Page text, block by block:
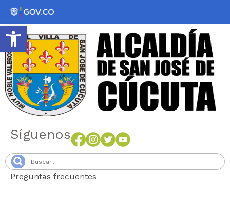
Abrir barra de herramientas
Síguenos
Preguntas frecuentes